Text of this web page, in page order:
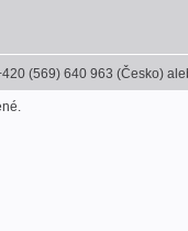
(569) 640 963 (Česko)